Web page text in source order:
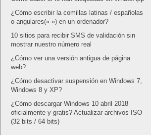
¿Cómo escribir la comillas latinas / españolas
o angulares(« ») en un ordenador?
10 sitios para recibir SMS de validación sin
mostrar nuestro número real
¿Cómo ver una versión antigua de página
web?
¿Cómo desactivar suspensión en Windows 7,
Windows 8 y XP?
¿Cómo descargar Windows 10 abril 2018
oficialmente y gratis? Actualizar archivos ISO
(32 bits / 64 bits)